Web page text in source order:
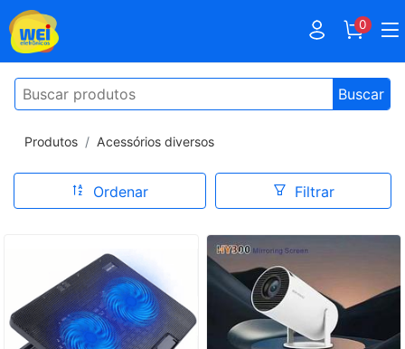
0
Buscar
Produtos Acessórios diversos
Ordenar Filtrar